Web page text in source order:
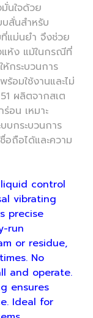
ใจด้วย
บสั่นสำหรับ
แม่นยำ จึงช่วย
ห้ง แม้ในกรณีที่
กระบวนการ
มใช้งานและไม่
ผลิตจากสเต
อน เหมาะ
บกระบวนการ
ถือได้และความ
control
vibrating
precise
run
or residue,
No
and operate.
ensures
Ideal for